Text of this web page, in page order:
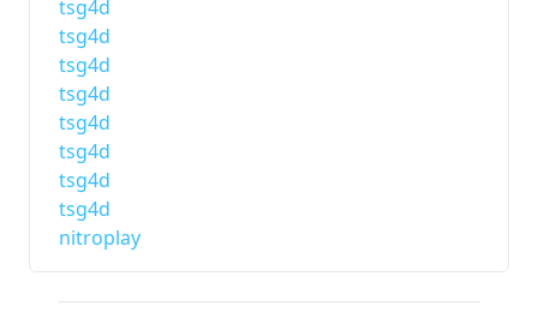
tsg4d
tsg4d
tsg4d
tsg4d
tsg4d
tsg4d
tsg4d
tsg4d
nitroplay